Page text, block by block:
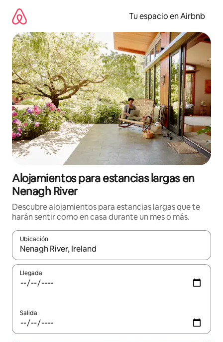
contenido
Tu espacio en Airbnb
Alojamientos para estancias largas en
Nenagh River
Descubre alojamientos para estancias largas que te
harán sentir como en casa durante un mes o más.
Ubicación
Cuando los resultados estén disponibles, podrás navegar
Llegada
Salida